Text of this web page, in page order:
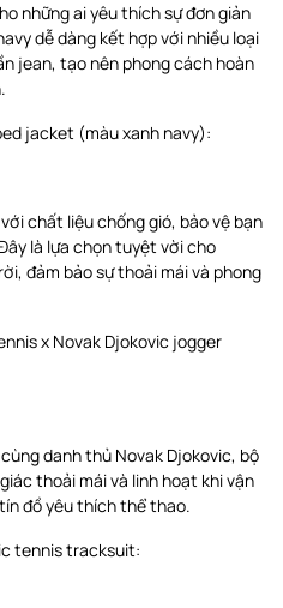
những ai yêu thích sự đơn giản
dễ dàng kết hợp với nhiều loại
jean, tạo nên phong cách hoàn
jacket (màu xanh navy):
chất liệu chống gió, bảo vệ bạn
là lựa chọn tuyệt vời cho
đảm bảo sự thoải mái và phong
x Novak Djokovic jogger
danh thủ Novak Djokovic, bộ
thoải mái và linh hoạt khi vận
đồ yêu thích thể thao.
tennis tracksuit: